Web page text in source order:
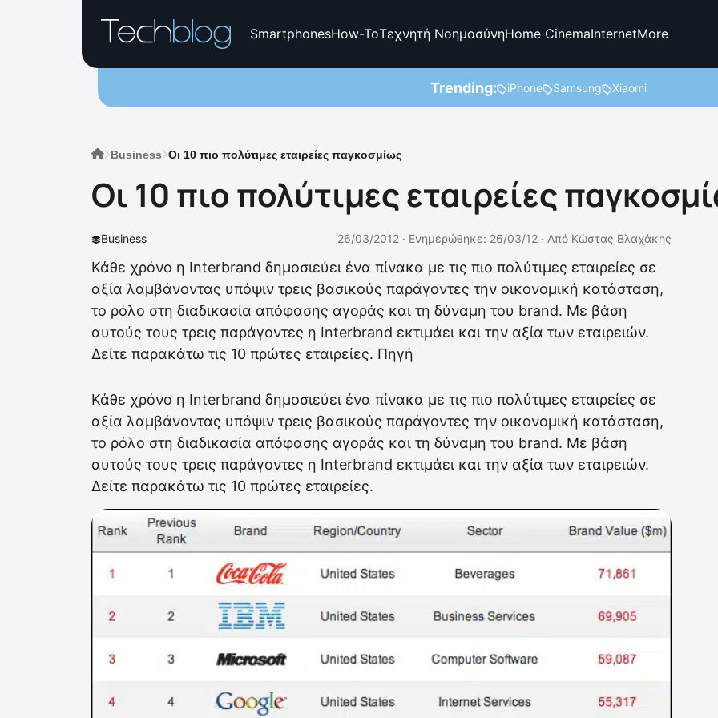
SmartphonesHow-ToΤεχνητή ΝοημοσύνηHome CinemaInternetMore
Trending: iPhone Samsung Xiaomi
Business Οι 10 πιο πολύτιμες εταιρείες παγκοσμίως
Οι 10 πιο πολύτιμες εταιρείες
Business 26/03/2012 · Ενημερώθηκε: 26/03/12 · Από Κώστας Βλαχάκης
Κάθε χρόνο η Interbrand δημοσιεύει ένα πίνακα με τις πιο πολύτιμες εταιρείες σε
αξία λαμβάνοντας υπόψιν τρεις βασικούς παράγοντες την οικονομική κατάσταση,
το ρόλο στη διαδικασία απόφασης αγοράς και τη δύναμη του brand. Με βάση
αυτούς τους τρεις παράγοντες η Interbrand εκτιμάει και την αξία των εταιρειών.
Δείτε παρακάτω τις 10 πρώτες εταιρείες. Πηγή
Κάθε χρόνο η Interbrand δημοσιεύει ένα πίνακα με τις πιο πολύτιμες εταιρείες σε
αξία λαμβάνοντας υπόψιν τρεις βασικούς παράγοντες την οικονομική κατάσταση,
το ρόλο στη διαδικασία απόφασης αγοράς και τη δύναμη του brand. Με βάση
αυτούς τους τρεις παράγοντες η Interbrand εκτιμάει και την αξία των εταιρειών.
Δείτε παρακάτω τις 10 πρώτες εταιρείες.